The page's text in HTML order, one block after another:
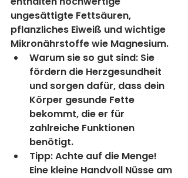
ungesättigte Fettsäuren,
pflanzliches Eiweiß und wichtige
Mikronährstoffe wie Magnesium.
Warum sie so gut sind: Sie
fördern die Herzgesundheit
und sorgen dafür, dass dein
Körper gesunde Fette
bekommt, die er für
zahlreiche Funktionen
benötigt.
Tipp: Achte auf die Menge!
Eine kleine Handvoll Nüsse am